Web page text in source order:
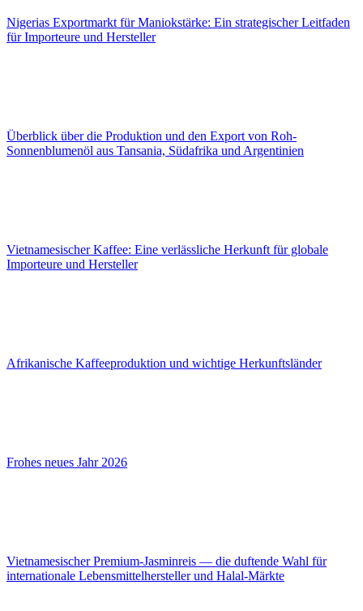
Nigerias Exportmarkt für Maniokstärke: Ein strategischer Leitfaden
für Importeure und Hersteller
Überblick über die Produktion und den Export von Roh-
Sonnenblumenöl aus Tansania, Südafrika und Argentinien
Vietnamesischer Kaffee: Eine verlässliche Herkunft für globale
Importeure und Hersteller
Afrikanische Kaffeeproduktion und wichtige Herkunftsländer
Frohes neues Jahr 2026
Vietnamesischer Premium-Jasminreis — die duftende Wahl für
internationale Lebensmittelhersteller und Halal-Märkte